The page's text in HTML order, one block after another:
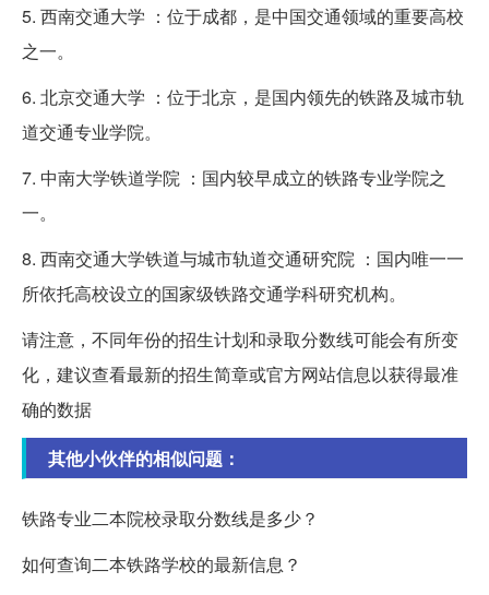
5. 西南交通大学 ：位于成都，是中国交通领域的重要高校
之一。
6. 北京交通大学 ：位于北京，是国内领先的铁路及城市轨
道交通专业学院。
7. 中南大学铁道学院 ：国内较早成立的铁路专业学院之
一。
8. 西南交通大学铁道与城市轨道交通研究院 ：国内唯一一
所依托高校设立的国家级铁路交通学科研究机构。
请注意，不同年份的招生计划和录取分数线可能会有所变
化，建议查看最新的招生简章或官方网站信息以获得最准
确的数据
其他小伙伴的相似问题：
铁路专业二本院校录取分数线是多少？
如何查询二本铁路学校的最新信息？